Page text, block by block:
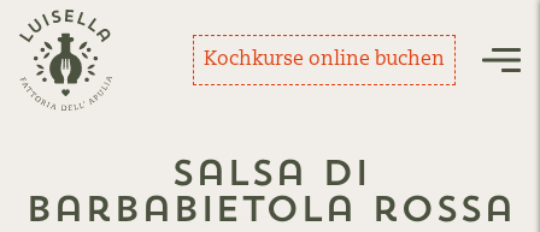
Zurück zur Startseite
Kochkurse online buchen
Salsa di
Barbabietola rossa